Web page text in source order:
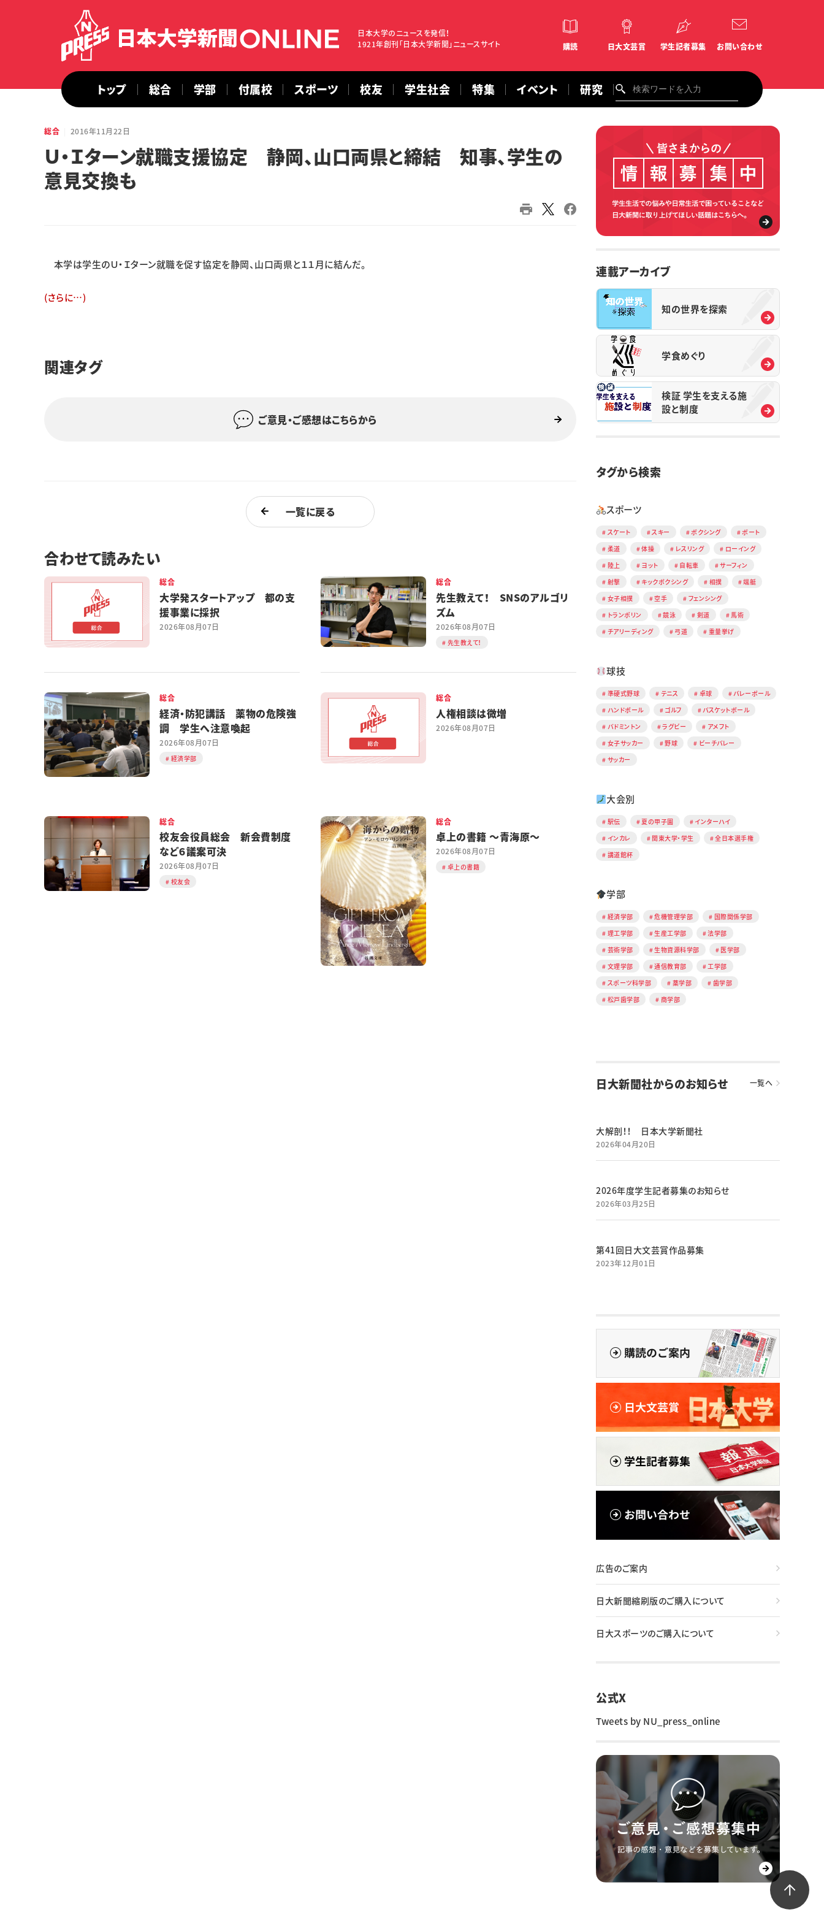
日本大学のニュースを発信！
1921年創刊「日本大学新聞」ニュースサイト
購読 日大文芸賞 学生記者募集 お問い合わせ
トップ 総合 学部 付属校 スポーツ 校友 学生社会 特集 イベント 研究
総合 2016年11月22日
Ｕ・Ｉターン就職支援協定 静岡、山口両県と締結 知事、学生の
意見交換も
本学は学生のＵ・Ｉターン就職を促す協定を静岡、山口両県と１１月に結んだ。
(さらに…)
関連タグ
ご意見・ご感想はこちらから
一覧に戻る
合わせて読みたい
総合
大学発スタートアップ 都の支
援事業に採択
2026年08月07日
総合
先生教えて！ SNSのアルゴリ
ズム
2026年08月07日
先生教えて！
総合
経済・防犯講話 薬物の危険強
調 学生へ注意喚起
2026年08月07日
経済学部
総合
人権相談は微増
2026年08月07日
総合
校友会役員総会 新会費制度
など６議案可決
2026年08月07日
校友会
総合
卓上の書籍 ～青海原～
2026年08月07日
卓上の書籍
連載アーカイブ
知の世界を探索
学食めぐり
検証 学生を支える施
設と制度
タグから検索
スポーツ
スケート スキー ボクシング
ボート
柔道
体操 レスリング
ローイング
陸上
ヨット 自転車
サーフィン
射撃
キックボクシング 相撲
端艇
女子相撲
空手
フェンシング
トランポリン
競泳 剣道
馬術
チアリーディング
弓道 重量挙げ
球技
準硬式野球 テニス 卓球
バレーボール
ハンドボール
ゴルフ
バスケットボール
バドミントン
ラグビー
アメフト
女子サッカー
野球
ビーチバレー
サッカー
大会別
駅伝 夏の甲子園
インターハイ
インカレ
関東大学・学生
全日本選手権
講道館杯
学部
経済学部 危機管理学部
国際関係学部
理工学部
生産工学部
法学部
芸術学部
生物資源科学部
医学部
文理学部
通信教育部
工学部
スポーツ科学部
薬学部
歯学部
松戸歯学部
商学部
日大新聞社からのお知らせ 一覧へ
大解剖！！ 日本大学新聞社
2026年04月20日
2026年度学生記者募集のお知らせ
2026年03月25日
第41回日大文芸賞作品募集
2023年12月01日
広告のご案内
日大新聞縮刷版のご購入について
日大スポーツのご購入について
公式X
Tweets by NU_press_online